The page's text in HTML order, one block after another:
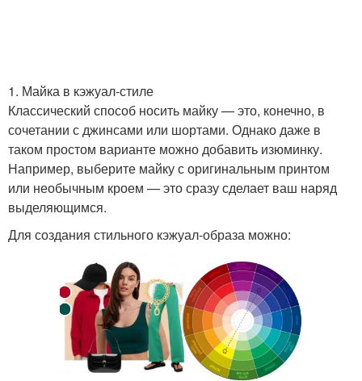
1. Майка в кэжуал-стиле
Классический способ носить майку — это, конечно, в
сочетании с джинсами или шортами. Однако даже в
таком простом варианте можно добавить изюминку.
Например, выберите майку с оригинальным принтом
или необычным кроем — это сразу сделает ваш наряд
выделяющимся.
Для создания стильного кэжуал-образа можно: